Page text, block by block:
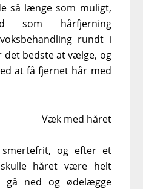
så længe som muligt,
som hårfjerning
rundt i
det bedste at vælge, og
at få fjernet hår med
og efter et
håret være helt
gå ned og ødelægge